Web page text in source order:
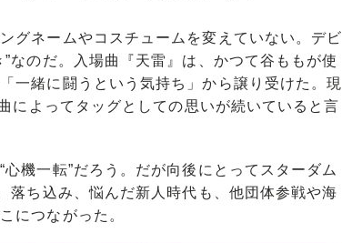
グネームやコスチュームを変えていない。デビ
なのだ。入場曲『天雷』は、かつて谷ももが使
一緒に闘うという気持ち」から譲り受けた。現
によってタッグとしての思いが続いていると言
機一転”だろう。だが向後にとってスターダム
落ち込み、悩んだ新人時代も、他団体参戦や海
につながった。